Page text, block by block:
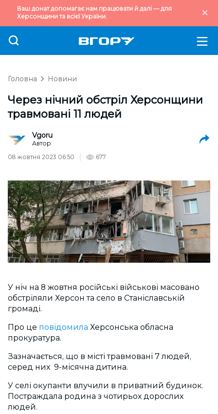
Ваш донат допомагає нам працювати й далі — для
Херсонщини та всієї України.
Головна Новини
Через нічний обстріл Херсонщини
травмовані 11 людей
Vgoru
Автор
08 жовтня 2023 06:50
677
У ніч на 8 жовтня російські військові масовано
обстріляли Херсон та село в Станіславській
громаді.
Про це повідомила Херсонська обласна
прокуратура.
Зазначається, що в місті травмовані 7 людей,
серед них 9-місячна дитина.
У селі окупанти влучили в приватний будинок.
Постраждала родина з чотирьох дорослих
людей.